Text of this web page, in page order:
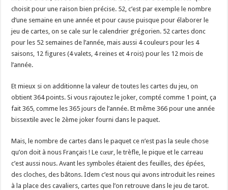
choisit pour une raison bien précise. 52, c’est par exemple le nombre
d’une semaine en une année et pour cause puisque pour élaborer le
jeu de cartes, on se cale sur le calendrier grégorien. 52 cartes donc
pour les 52 semaines de l’année, mais aussi 4 couleurs pour les 4
saisons, 12 figures (4 valets, 4 reines et 4 rois) pour les 12 mois de
l’année.
Et mieux si on additionne la valeur de toutes les cartes du jeu, on
obtient 364 points. Si vous rajoutez le joker, compté comme 1 point, ça
fait 365, comme les 365 jours de l’année. Et même 366 pour une année
bissextile avec le 2ème joker fourni dans le paquet.
Mais, le nombre de cartes dans le paquet ce n’est pas la seule chose
qu’on doit à nous Français ! Le cœur, le trèfle, le pique et le carreau
c’est aussi nous. Avant les symboles étaient des feuilles, des épées,
des cloches, des bâtons. Idem c’est nous qui avons introduit les reines
à la place des cavaliers, cartes que l’on retrouve dans le jeu de tarot.